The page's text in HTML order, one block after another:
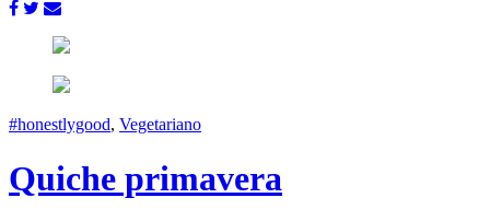
#honestlygood, Vegetariano
Quiche primavera